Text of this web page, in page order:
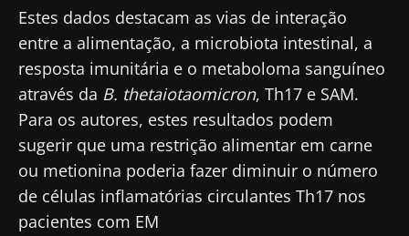
Estes dados destacam as vias de interação
entre a alimentação, a microbiota intestinal, a
resposta imunitária e o metaboloma sanguíneo
através da B. thetaiotaomicron, Th17 e SAM.
Para os autores, estes resultados podem
sugerir que uma restrição alimentar em carne
ou metionina poderia fazer diminuir o número
de células inflamatórias circulantes Th17 nos
pacientes com EM
deixar nosso site
Ser redirecionado
Ficar no site do Biocodex Microbiota Institute
Gostaria de me inscrever para receber mais
informações sobre a Biocodex
Eu li e aceito ascondições gerais de utilização
e apolítica de privacidadedo Biocodex
Microbiota Institute.
Microbiota Institute.
* Campo obrigatório
BMI 20-35
Descubra